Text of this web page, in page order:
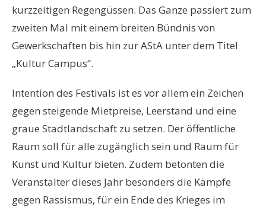
kurzzeitigen Regengüssen. Das Ganze passiert zum
zweiten Mal mit einem breiten Bündnis von
Gewerkschaften bis hin zur AStA unter dem Titel
„Kultur Campus“.
Intention des Festivals ist es vor allem ein Zeichen
gegen steigende Mietpreise, Leerstand und eine
graue Stadtlandschaft zu setzen. Der öffentliche
Raum soll für alle zugänglich sein und Raum für
Kunst und Kultur bieten. Zudem betonten die
Veranstalter dieses Jahr besonders die Kämpfe
gegen Rassismus, für ein Ende des Krieges im